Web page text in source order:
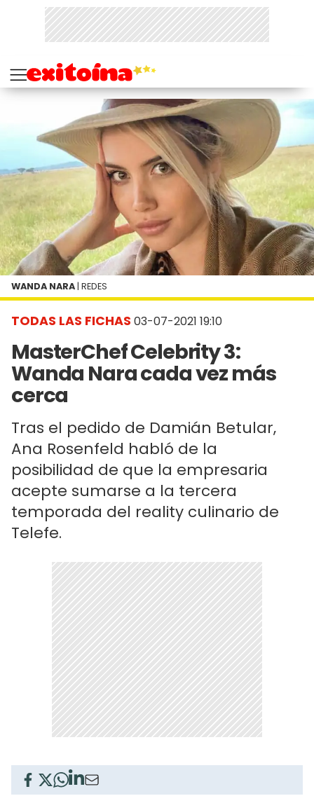
TODAS LAS FICHAS 03-07-2021 19:10
MasterChef Celebrity 3:
Wanda Nara cada vez más
cerca
Tras el pedido de Damián Betular,
Ana Rosenfeld habló de la
posibilidad de que la empresaria
acepte sumarse a la tercera
temporada del reality culinario de
Telefe.
WANDA NARA | REDES